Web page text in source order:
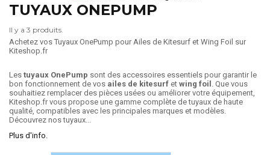
TUYAUX ONEPUMP
Il y a 3 produits.
Achetez vos Tuyaux OnePump pour Ailes de Kitesurf et Wing Foil sur
Kiteshop.fr
Les tuyaux OnePump sont des accessoires essentiels pour garantir le
bon fonctionnement de vos ailes de kitesurf et wing foil . Que vous
souhaitiez remplacer des pièces usées ou améliorer votre équipement,
Kiteshop.fr vous propose une gamme complète de tuyaux de haute
qualité, compatibles avec les principales marques et modèles.
Découvrez nos tuyaux...
Plus d'info.